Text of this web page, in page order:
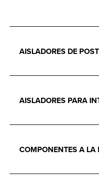
AISLADORES DE
AISLADORES PARA
COMPONENTES A LA